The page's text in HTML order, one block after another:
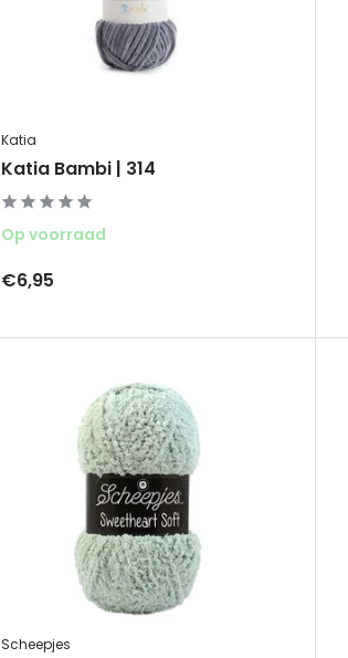
Katia
Katia Bambi | 314
Op voorraad
€6,95
Scheepjes